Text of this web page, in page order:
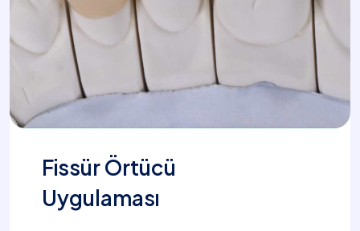
Fissür Örtücü
Uygulaması